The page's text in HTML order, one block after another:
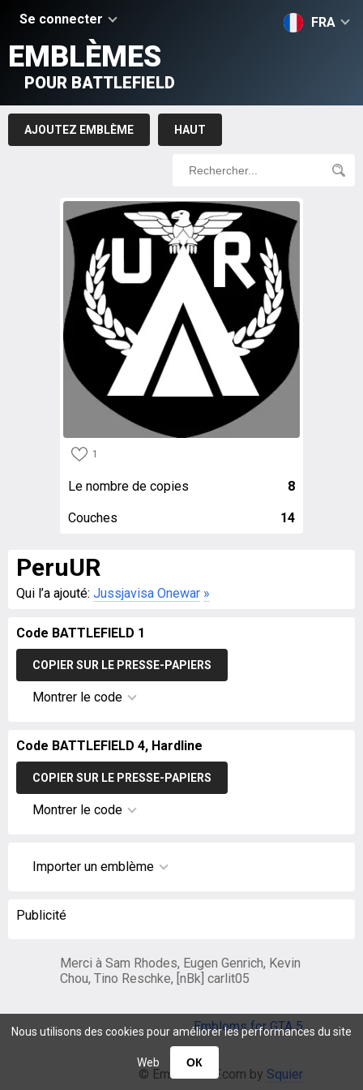
Nous utilisons des cookies pour améliorer les performances du site
Web ОК
Se connecter FRA
EMBLÈMES
POUR BATTLEFIELD
AJOUTEZ EMBLÈME HAUT
1
Le nombre de copies 8
Couches 14
PeruUR
Qui l’a ajouté: Jussjavisa Onewar »
Code BATTLEFIELD 1
COPIER SUR LE PRESSE-PAPIERS
Montrer le code
Code BATTLEFIELD 4, Hardline
COPIER SUR LE PRESSE-PAPIERS
Montrer le code
Importer un emblème
Publicité
Merci à Sam Rhodes, Eugen Genrich, Kevin
Chou, Tino Reschke, [nBk] carlit05
Emblems for GTA 5
© EmblemsBF.com by Squier